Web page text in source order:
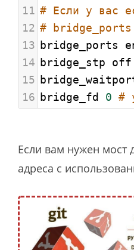
11 # Если у вас
12 #
13 bridge_ports
14 bridge_stp off
15
16 bridge_fd 0 #
Если вам нужен мост
адреса с